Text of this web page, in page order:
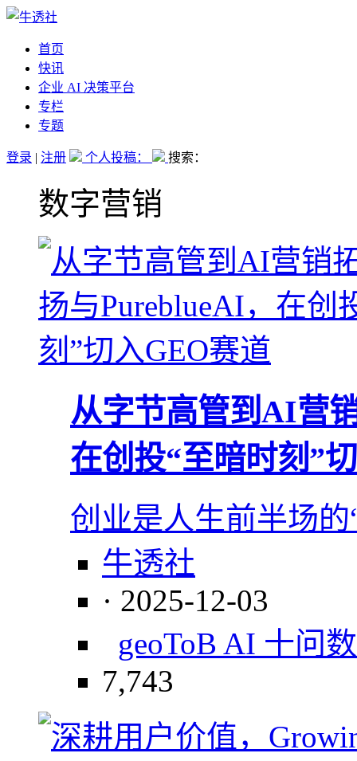
首页
快讯
企业 AI 决策平台
专栏
专题
登录 | 注册 个人投稿： 搜索：
数字营销
从字节高管到AI营
在创投“至暗时刻”
创业是人生前半场的
牛透社
· 2025-12-03
geoToB AI 十问
7,743